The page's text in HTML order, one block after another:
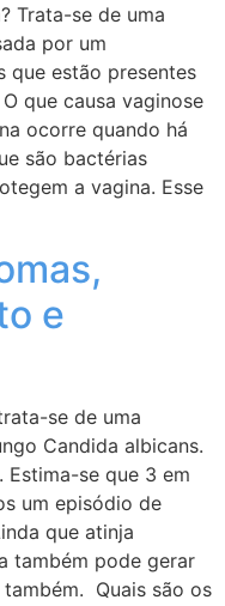
Trata-se de uma
por um
que estão presentes
que causa vaginose
ocorre quando há
são bactérias
a vagina. Esse
e
se de uma
Candida albicans.
Estima-se que 3 em
um episódio de
que atinja
também pode gerar
Quais são os